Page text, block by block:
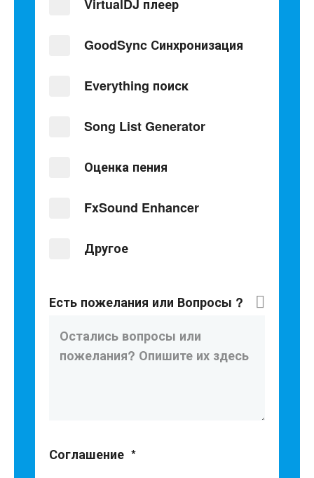
VirtualDJ плеер
GoodSync Синхронизация
Everything поиск
Song List Generator
Оценка пения
FxSound Enhancer
Другое
Есть пожелания или Вопросы ?
Соглашение *